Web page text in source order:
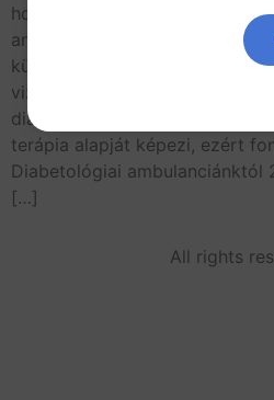
hogy nem típusos életkorban,
antropometriai jellemzők
különböztethetjük meg
vizsgálattal az 1-es, a 2-es
diabéteszes kórformákat. A
terápia alapját képezi, ezért
Diabetológiai ambulanciánktól
[…]
All rights